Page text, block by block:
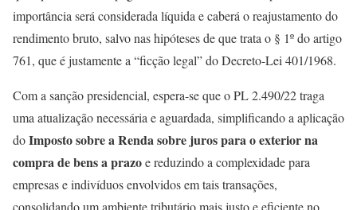
importância será considerada líquida e caberá o reajustamento do
rendimento bruto, salvo nas hipóteses de que trata o § 1º do artigo
761, que é justamente a “ficção legal” do Decreto-Lei 401/1968.
Com a sanção presidencial, espera-se que o PL 2.490/22 traga
uma atualização necessária e aguardada, simplificando a aplicação
doImposto sobre a Renda sobre juros para o exterior na
compra de bens a prazoe reduzindo a complexidade para
empresas e indivíduos envolvidos em tais transações,